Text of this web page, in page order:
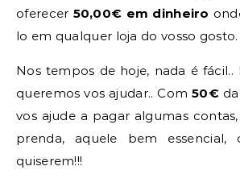
oferecer 50,00€ em dinheiro
lo em qualquer loja do vosso gosto.
Nos tempos de hoje, nada é fácil..
queremos vos ajudar.. Com50€
vos ajude a pagar algumas
prenda, aquele bem
quiserem!!!